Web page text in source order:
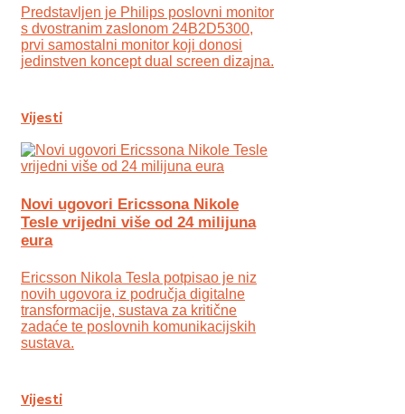
Predstavljen je Philips poslovni monitor
s dvostranim zaslonom 24B2D5300,
prvi samostalni monitor koji donosi
jedinstven koncept dual screen dizajna.
Vijesti
Novi ugovori Ericssona Nikole
Tesle vrijedni više od 24 milijuna
eura
Ericsson Nikola Tesla potpisao je niz
novih ugovora iz područja digitalne
transformacije, sustava za kritične
zadaće te poslovnih komunikacijskih
sustava.
Vijesti